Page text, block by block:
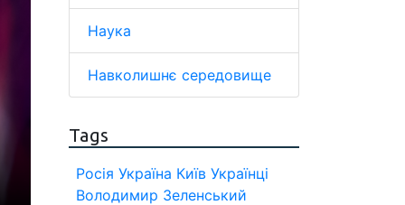
Наука
Навколишнє середовище
Tags
Росія Україна Київ Українці
Володимир Зеленський